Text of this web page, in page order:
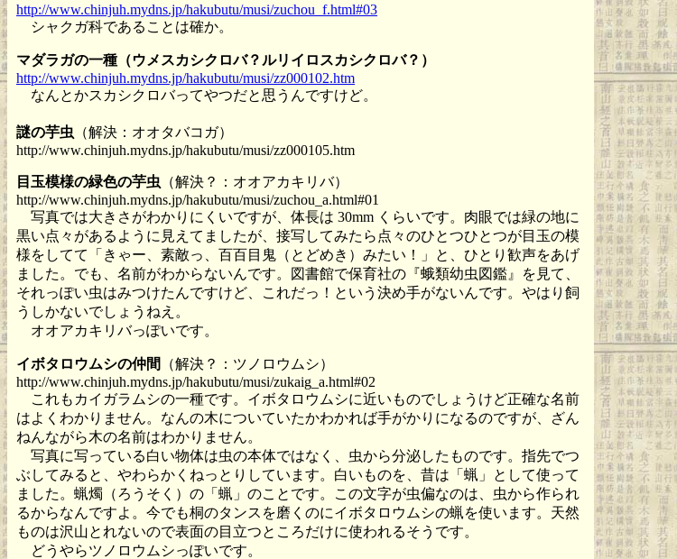
http://www.chinjuh.mydns.jp/hakubutu/musi/zuchou_f.html#03
シャクガ科であることは確か。
マダラガの一種（ウメスカシクロバ？ルリイロスカシクロバ？）
http://www.chinjuh.mydns.jp/hakubutu/musi/zz000102.htm
なんとかスカシクロバってやつだと思うんですけど。
謎の芋虫 （解決：オオタバコガ）
http://www.chinjuh.mydns.jp/hakubutu/musi/zz000105.htm
目玉模様の緑色の芋虫 （解決？：オオアカキリバ）
http://www.chinjuh.mydns.jp/hakubutu/musi/zuchou_a.html#01
写真では大きさがわかりにくいですが、体長は 30mm くらいです。肉眼では緑の地に
黒い点々があるように見えてましたが、接写してみたら点々のひとつひとつが目玉の模
様をしてて「きゃー、素敵っ、百百目鬼（とどめき）みたい！」と、ひとり歓声をあげ
ました。でも、名前がわからないんです。図書館で保育社の『蛾類幼虫図鑑』を見て、
それっぽい虫はみつけたんですけど、これだっ！という決め手がないんです。やはり飼
うしかないでしょうねえ。
オオアカキリバっぽいです。
イボタロウムシの仲間
（解決？：ツノロウムシ）
http://www.chinjuh.mydns.jp/hakubutu/musi/zukaig_a.html#02
これもカイガラムシの一種です。イボタロウムシに近いものでしょうけど正確な名前
はよくわかりません。なんの木についていたかわかれば手がかりになるのですが、ざん
ねんながら木の名前はわかりません。
写真に写っている白い物体は虫の本体ではなく、虫から分泌したものです。指先でつ
ぶしてみると、やわらかくねっとりしています。白いものを、昔は「蝋」として使って
ました。蝋燭（ろうそく）の「蝋」のことです。この文字が虫偏なのは、虫から作られ
るからなんですよ。今でも桐のタンスを磨くのにイボタロウムシの蝋を使います。天然
ものは沢山とれないので表面の目立つところだけに使われるそうです。
どうやらツノロウムシっぽいです。